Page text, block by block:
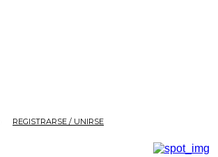
REGISTRARSE / UNIRSE